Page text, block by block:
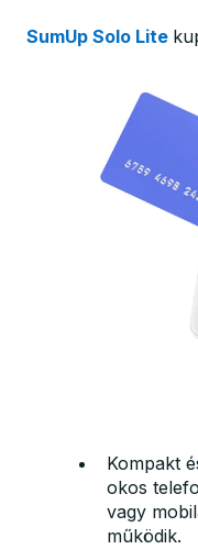
SumUp Solo Lite
Kompakt
okos
vagy
működik.